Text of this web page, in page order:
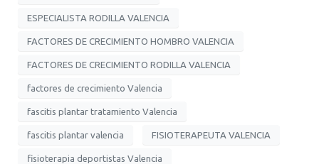
ESPECIALISTA RODILLA VALENCIA
FACTORES DE CRECIMIENTO HOMBRO VALENCIA
FACTORES DE CRECIMIENTO RODILLA VALENCIA
factores de crecimiento Valencia
fascitis plantar tratamiento Valencia
fascitis plantar valencia FISIOTERAPEUTA VALENCIA
fisioterapia deportistas Valencia